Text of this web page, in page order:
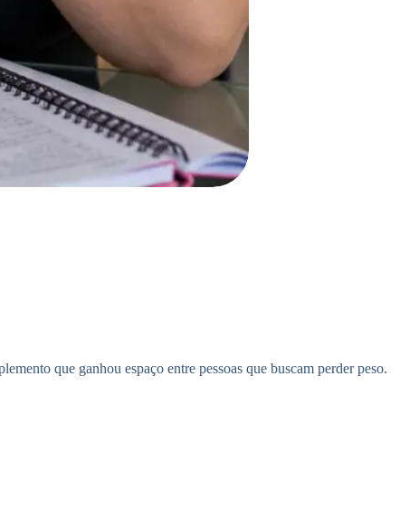
que ganhou espaço entre pessoas que buscam perder peso.